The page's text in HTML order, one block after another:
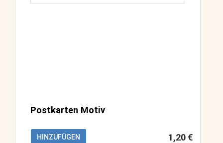
Postkarten Motiv
HINZUFÜGEN 1,20 €